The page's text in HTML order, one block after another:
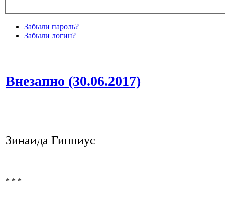
Забыли пароль?
Забыли логин?
Внезапно (30.06.2017)
Зинаида Гиппиус
* * *